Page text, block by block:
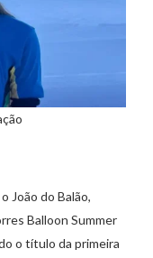
João do Balão,
Balloon Summer
o título da primeira